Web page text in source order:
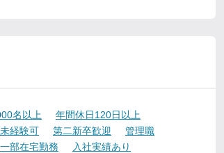
名以上
年間休日120日以上
未経験可 第二新卒歓迎
管理職
一部在宅勤務
入社実績あり